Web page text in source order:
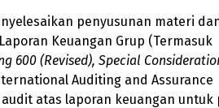
penyusunan materi
Keuangan Grup (Termasuk
600 (Revised), Special
Auditing and Assurance
atas laporan keuangan untuk